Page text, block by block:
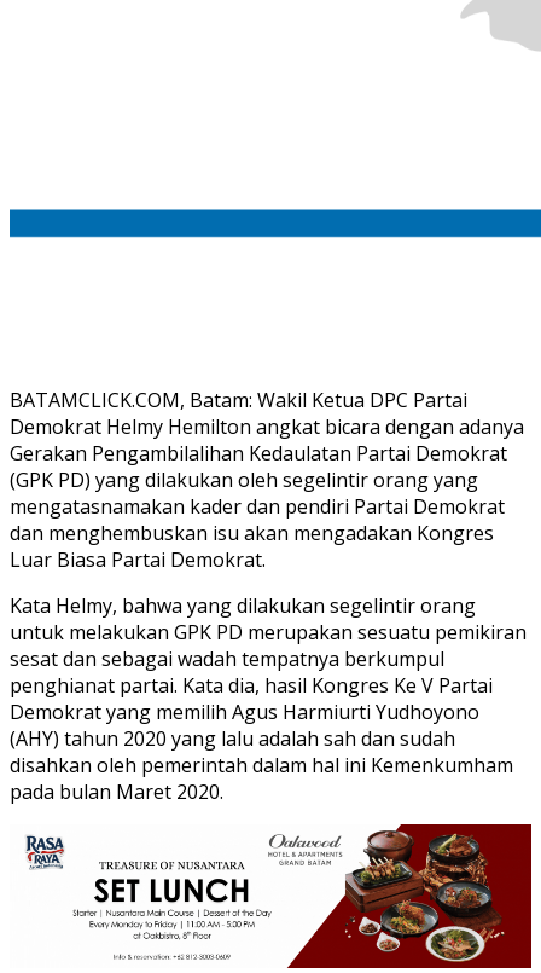
BATAMCLICK.COM, Batam: Wakil Ketua DPC Partai
Demokrat Helmy Hemilton angkat bicara dengan adanya
Gerakan Pengambilalihan Kedaulatan Partai Demokrat
(GPK PD) yang dilakukan oleh segelintir orang yang
mengatasnamakan kader dan pendiri Partai Demokrat
dan menghembuskan isu akan mengadakan Kongres
Luar Biasa Partai Demokrat.
Kata Helmy, bahwa yang dilakukan segelintir orang
untuk melakukan GPK PD merupakan sesuatu pemikiran
sesat dan sebagai wadah tempatnya berkumpul
penghianat partai. Kata dia, hasil Kongres Ke V Partai
Demokrat yang memilih Agus Harmiurti Yudhoyono
(AHY) tahun 2020 yang lalu adalah sah dan sudah
disahkan oleh pemerintah dalam hal ini Kemenkumham
pada bulan Maret 2020.